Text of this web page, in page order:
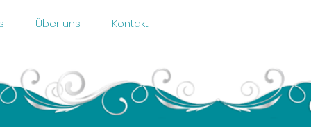
Über uns Kontakt